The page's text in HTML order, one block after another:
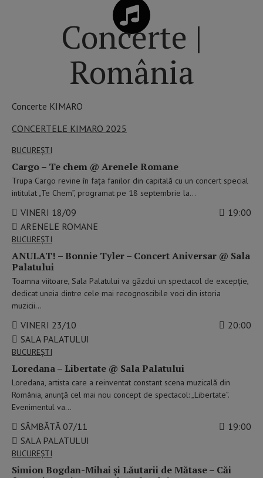
Concerte |
România
Concerte KIMARO
CONCERTELE KIMARO 2025
BUCUREŞTI
Cargo – Te chem @ Arenele Romane
Trupa Cargo revine în fața fanilor din capitală cu un concert special
intitulat „Te Chem”, programat pe 18 septembrie la…
VINERI 18/09
19:00
ARENELE ROMANE
BUCUREŞTI
ANULAT! – Bonnie Tyler – Concert Aniversar @ Sala
Palatului
Toamna viitoare, Sala Palatului va găzdui un spectacol de excepție,
dedicat uneia dintre cele mai recognoscibile voci din istoria
muzicii…
VINERI 23/10
20:00
SALA PALATULUI
BUCUREŞTI
Loredana – Libertate @ Sala Palatului
Loredana, artista care a reinventat constant scena muzicală din
România, anunță cel mai nou concept de spectacol: „Libertate”.
Evenimentul va…
SÂMBĂTĂ 07/11
19:00
SALA PALATULUI
BUCUREŞTI
Simion Bogdan-Mihai și Lăutarii de Mătase – Căi